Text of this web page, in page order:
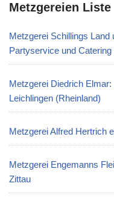
Metzgereien Liste
Metzgerei Schillings
Partyservice und
Metzgerei Diedrich
Leichlingen (Rheinland)
Metzgerei Alfred Hertrich
Metzgerei Engemanns
Zittau